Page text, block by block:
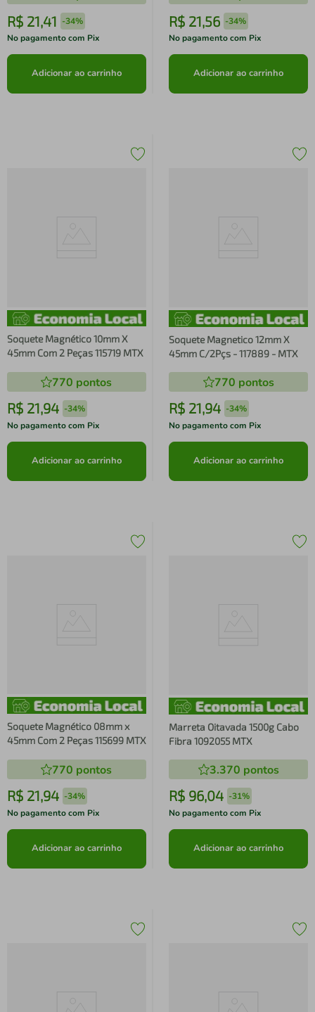
R$ 21,41 -34%
No pagamento com Pix
Adicionar ao carrinho
R$ 21,56 -34%
No pagamento com Pix
Adicionar ao carrinho
Soquete Magnético 10mm X
45mm Com 2 Peças 115719 MTX
770 pontos
R$ 21,94 -34%
No pagamento com Pix
Adicionar ao carrinho
Soquete Magnetico 12mm X
45mm C/2Pçs - 117889 - MTX
770 pontos
R$ 21,94 -34%
No pagamento com Pix
Adicionar ao carrinho
Soquete Magnético 08mm x
45mm Com 2 Peças 115699 MTX
770 pontos
R$ 21,94 -34%
No pagamento com Pix
Adicionar ao carrinho
Marreta Oitavada 1500g Cabo
Fibra 1092055 MTX
3.370 pontos
R$ 96,04 -31%
No pagamento com Pix
Adicionar ao carrinho